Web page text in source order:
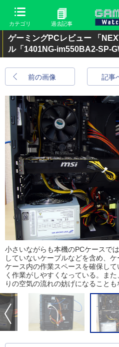
カテゴリ 過去記事
ゲーミングPCレビュー 「
ル「1401NG-im550BA2-SP-
前の画像 記事
小さいながらも本機のPCケースで
していないケーブルなどを含め、
ケース内の作業スペースを確保し
く作業がしやすくなっている。ま
りの空気の流れの妨げになることも